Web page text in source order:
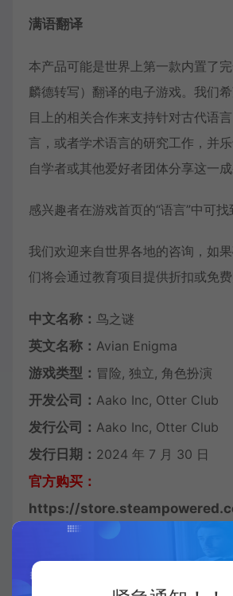
满语翻译
本产品可能是世界上第一款内置了
麟德转写）翻译的电子游戏。我们
目上的相关合作来支持针对古代语
言，或者学术语言的研究工作，并
自学者或其他爱好者团体分享这一成
感兴趣者在游戏首页的“语言”中可找
我们欢迎来自世界各地的咨询，如
们将会通过教育项目提供折扣或免费
中文名称： 鸟之谜
英文名称： Avian Enigma
游戏类型： 冒险, 独立, 角色扮演
开发公司： Aako Inc, Otter Club
发行公司： Aako Inc, Otter Club
发行日期： 2024 年 7 月 30 日
官方购买：
https://